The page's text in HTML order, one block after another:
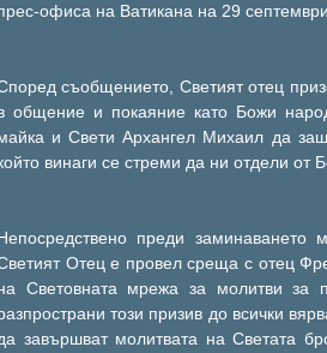
офиса на Ватикана на 29
съобщението, Светият отец
общение и покаяние като Божи
и Свети Архангел Михаил да
винаги се стреми да ни отдели от
преди заминаването
Отец е провел среща с отец
Световната мрежа за молитви за
този призив до всички
завършват молитвата на Светата